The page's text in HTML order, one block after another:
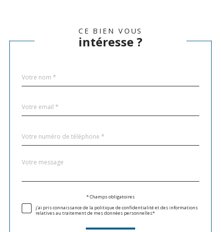
CE BIEN VOUS
intéresse ?
par
*
*
*
Fieldset
Message
*
* Champs obligatoires
j'ai pris connaissance de la politique de confidentialité et des informations
relatives au traitement de mes données personnelles*